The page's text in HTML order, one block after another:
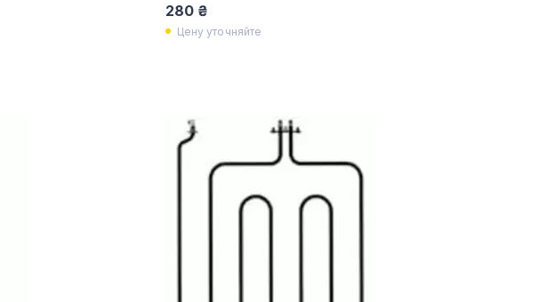
280 ₴
Цену уточняйте